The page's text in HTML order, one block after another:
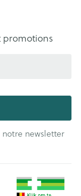
promotions
notre newsletter